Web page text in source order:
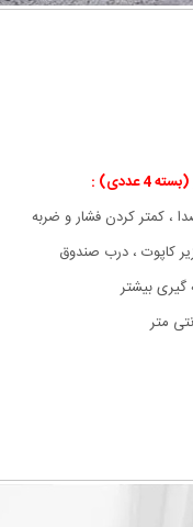
عددی) :
کمتر کردن فشار و ضربه
کاپوت ، درب صندوق
بیشتر